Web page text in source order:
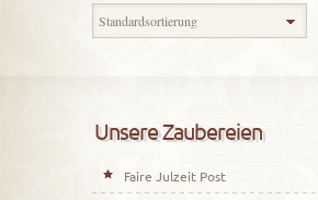
Unsere Zaubereien
Faire Julzeit Post